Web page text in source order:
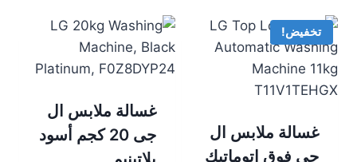
الأحدث
تخفيض!
غسالة ملابس ال
جى فوق اتوماتيك
غسالة ملابس ال
جى 20 كجم أسود